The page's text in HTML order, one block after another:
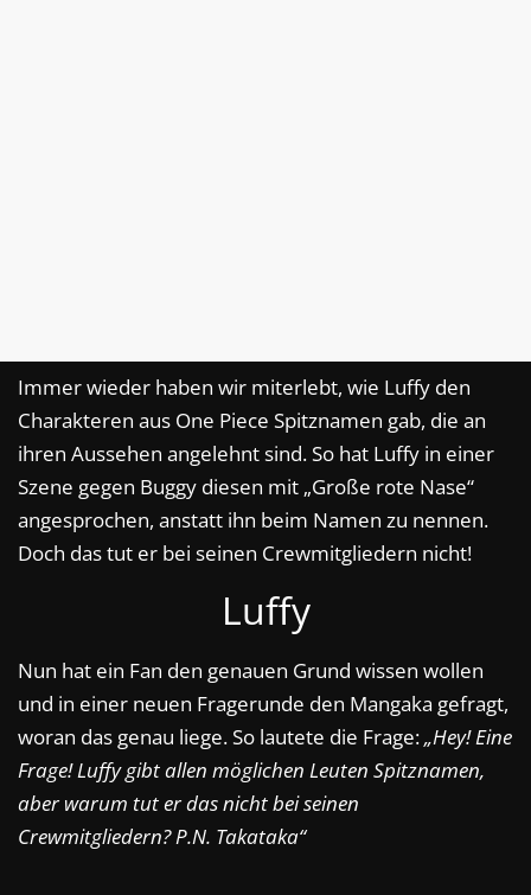
Immer wieder haben wir miterlebt, wie Luffy den
Charakteren aus One Piece Spitznamen gab, die an
ihren Aussehen angelehnt sind. So hat Luffy in einer
Szene gegen Buggy diesen mit „Große rote Nase“
angesprochen, anstatt ihn beim Namen zu nennen.
Doch das tut er bei seinen Crewmitgliedern nicht!
Luffy
Nun hat ein Fan den genauen Grund wissen wollen
und in einer neuen Fragerunde den Mangaka gefragt,
woran das genau liege. So lautete die Frage:„Hey! Eine
Frage! Luffy gibt allen möglichen Leuten Spitznamen,
aber warum tut er das nicht bei seinen
Crewmitgliedern? P.N. Takataka“